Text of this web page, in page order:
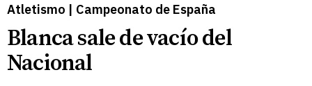
Atletismo | Campeonato de España
Blanca sale de vacío del
Nacional